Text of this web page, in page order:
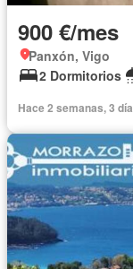
900 €/mes
Panxón, Vigo
2 Dormitorios
Hace 2 semanas, 3